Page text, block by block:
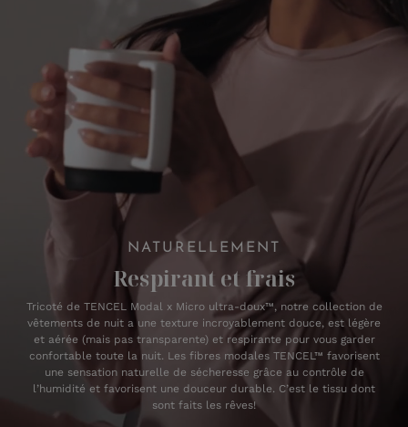
NATURELLEMENT
Respirant et frais
Tricoté de TENCEL Modal x Micro ultra-doux™, notre collection de
vêtements de nuit a une texture incroyablement douce, est légère
et aérée (mais pas transparente) et respirante pour vous garder
confortable toute la nuit. Les fibres modales TENCEL™ favorisent
une sensation naturelle de sécheresse grâce au contrôle de
l’humidité et favorisent une douceur durable. C’est le tissu dont
sont faits les rêves!